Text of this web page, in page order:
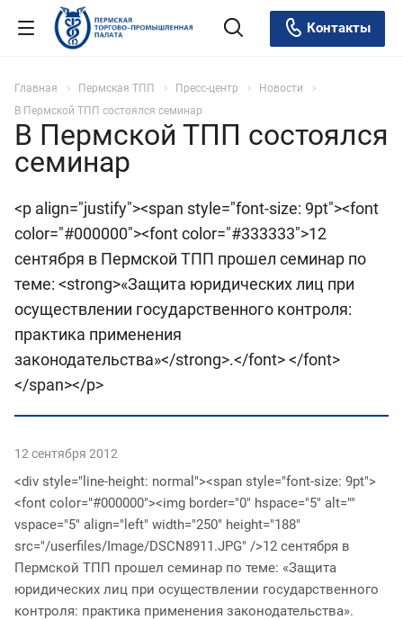
Контакты
Главная Пермская ТПП Пресс-центр
Новости
В Пермской ТПП состоялся семинар
В Пермской ТПП состоялся
семинар
<p align="justify"><span style="font-size: 9pt"><font
color="#000000"><font color="#333333">12
сентября в Пермской ТПП прошел семинар по
теме: <strong>«Защита юридических лиц при
осуществлении государственного контроля:
практика применения
законодательства»</strong>.</font> </font>
</span></p>
12 сентября 2012
<div style="line-height: normal"><span style="font-size: 9pt">
<font color="#000000"><img border="0" hspace="5" alt=""
vspace="5" align="left" width="250" height="188"
src="/userfiles/Image/DSCN8911.JPG" />12 сентября в
Пермской ТПП прошел семинар по теме: «Защита
юридических лиц при осуществлении государственного
контроля: практика применения законодательства».